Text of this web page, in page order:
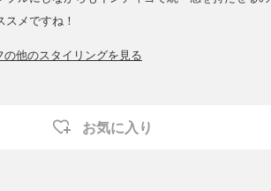
スメですね！
の他のスタイリングを見る
お気に入り